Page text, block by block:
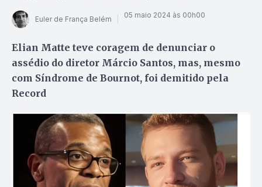
Euler de França Belém 05 maio 2024 às 00h00
Elian Matte teve coragem de denunciar o
assédio do diretor Márcio Santos, mas, mesmo
com Síndrome de Bournot, foi demitido pela
Record